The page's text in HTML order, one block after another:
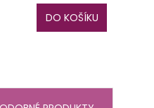
DO KOŠÍKU